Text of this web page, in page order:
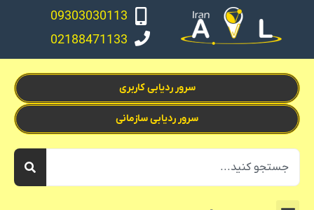
09303030113
02188471133
سرور ردیابی سازمانی
سرور ردیابی کاربری